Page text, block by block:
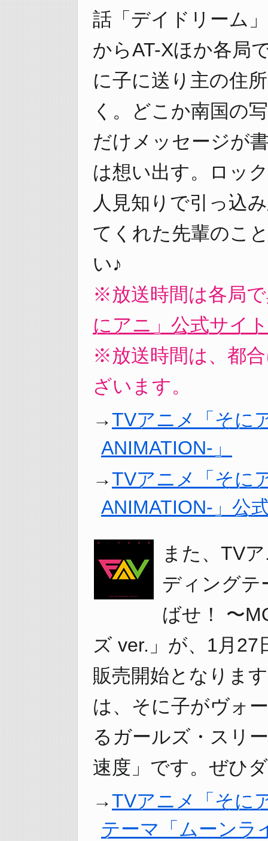
話「デイドリーム
からAT-Xほか各局
に子に送り主の住
く。どこか南国の
だけメッセージが
は想い出す。ロッ
人見知りで引っ込
てくれた先輩の
い♪
※放送時間は各局
にアニ」公式サイト
※放送時間は、都
ざいます。
TVアニメ「そに
ANIMATION-」
TVアニメ「そに
ANIMATION-」公
また、TV
ディングテ
ばせ！ 〜
ズ ver.」が、1月
販売開始となりま
は、そに子がヴォ
るガールズ・スリ
速度」です。ぜひ
TVアニメ「そに
テーマ「ムーンラ